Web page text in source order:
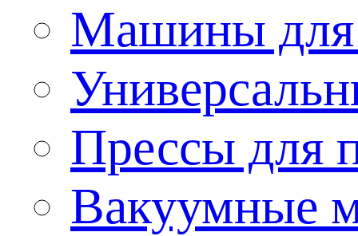
Машины для
Прессы для
Вакуумные